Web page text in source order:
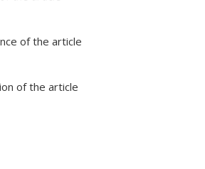
of the article
of the article